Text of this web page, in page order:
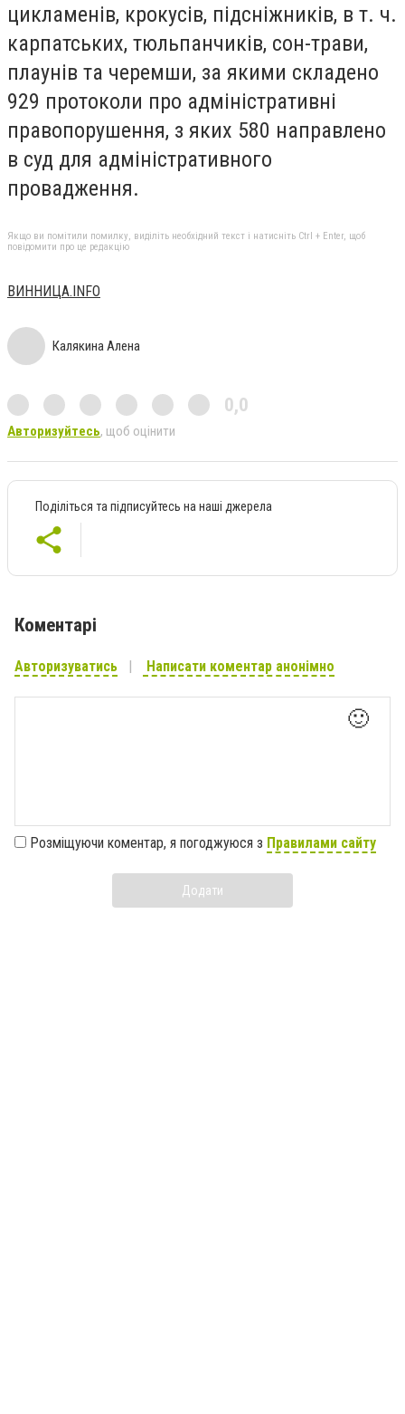
цикламенів, крокусів, підсніжників, в т. ч.
карпатських, тюльпанчиків, сон-трави,
плаунів та черемши, за якими складено
929 протоколи про адміністративні
правопорушення, з яких 580 направлено
в суд для адміністративного
провадження.
Якщо ви помітили помилку, виділіть необхідний текст і натисніть Ctrl + Enter, щоб
повідомити про це редакцію
ВИННИЦА.INFO
Калякина Алена
0,0
Авторизуйтесь, щоб оцінити
Поділіться та підписуйтесь на наші джерела
Коментарі
Авторизуватись Написати коментар анонімно
🙂
Розміщуючи коментар, я погоджуюся з Правилами сайту
Додати